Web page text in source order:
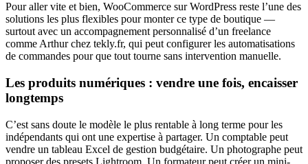
Pour aller vite et bien, WooCommerce sur WordPress reste l’une des
solutions les plus flexibles pour monter ce type de boutique —
surtout avec un accompagnement personnalisé d’un freelance
comme Arthur chez tekly.fr, qui peut configurer les automatisations
de commandes pour que tout tourne sans intervention manuelle.
Les produits numériques : vendre une fois, encaisser
longtemps
C’est sans doute le modèle le plus rentable à long terme pour les
indépendants qui ont une expertise à partager. Un comptable peut
vendre un tableau Excel de gestion budgétaire. Un photographe peut
proposer des presets Lightroom. Un formateur peut créer un mini-